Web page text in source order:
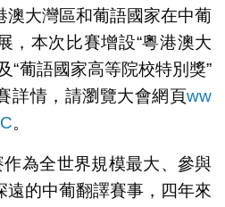
澳大灣區和葡語國家在中葡
，本次比賽增設“粵港澳大
“葡語國家高等院校特別獎”
詳情，請瀏覽大會網頁ww
。
為全世界規模最大、參與
遠的中葡翻譯賽事，四年來